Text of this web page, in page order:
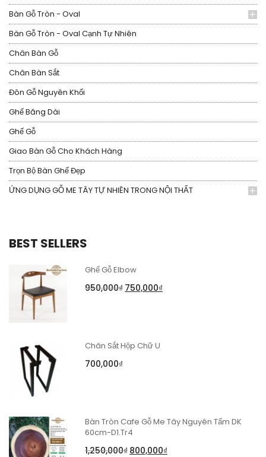
Bàn Gỗ Tròn - Oval
Bàn Gỗ Tròn - Oval Cạnh Tự Nhiên
Chân Bàn Gỗ
Chân Bàn Sắt
Đôn Gỗ Nguyên Khối
Ghế Băng Dài
Ghế Gỗ
Giao Bàn Gỗ Cho Khách Hàng
Trọn Bộ Bàn Ghế Đẹp
ỨNG DỤNG GỖ ME TÂY TỰ NHIÊN TRONG NỘI THẤT
BEST SELLERS
Ghế Gỗ Elbow
950,000₫ 750,000₫
Chân Sắt Hộp Chữ U
700,000₫
Bàn Tròn Cafe Gỗ Me Tây Nguyên Tấm DK
60cm-D1.Tr4
1,250,000₫ 800,000₫